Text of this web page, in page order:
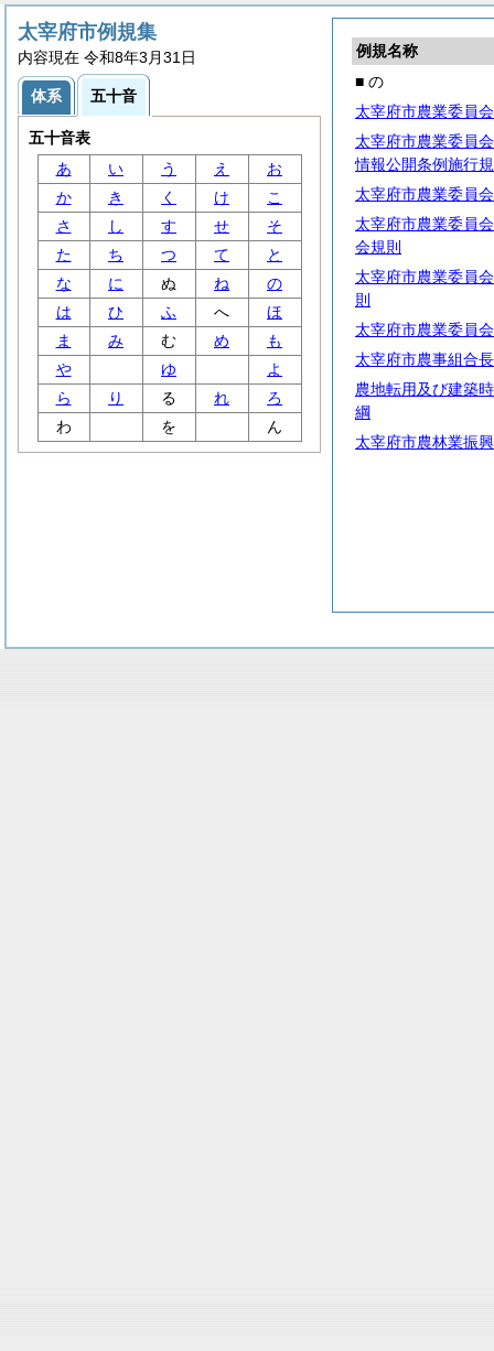
例規名称
■ の
太宰府市農業委員
太宰府市農業委員
情報公開条例施行
太宰府市農業委員
太宰府市農業委員
会規則
太宰府市農業委員
則
太宰府市農業委員
太宰府市農事組合
農地転用及び建築
綱
太宰府市農林業振
太宰府市例規集
内容現在 令和8年3月31日
体系 五十音
五十音表
あ
い う え
お
か
き く け
こ
さ
し す せ
そ
た
ち つ て
と
な
に ぬ ね
の
は
ひ ふ へ
ほ
ま
み む め
も
や
ゆ
よ
ら
り る れ
ろ
わ
を ん